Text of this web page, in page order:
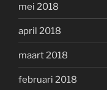
mei 2018
april 2018
maart 2018
februari 2018